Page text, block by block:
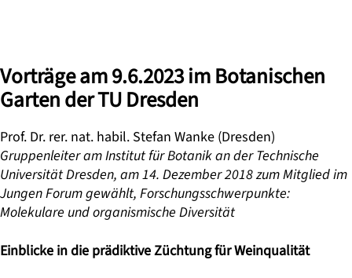
Vorträge am 9.6.2023 im Botanischen
Garten der TU Dresden
Prof. Dr. rer. nat. habil. Stefan Wanke (Dresden)
Gruppenleiter am Institut für Botanik an der Technische
Universität Dresden, am 14. Dezember 2018 zum Mitglied im
Jungen Forum gewählt, Forschungsschwerpunkte:
Molekulare und organismische Diversität
Einblicke in die prädiktive Züchtung für Weinqualität